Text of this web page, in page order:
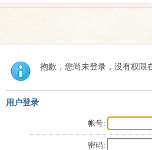
抱歉，您尚未登录，没有权限
用户登录
帐号:
密码: